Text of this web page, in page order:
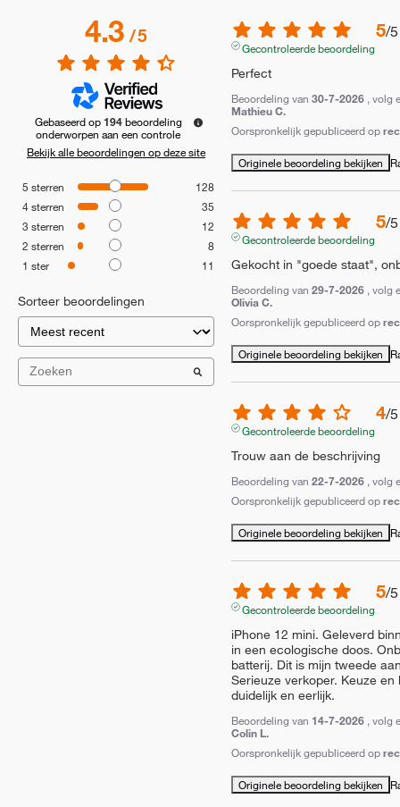
4.3/5
Gebaseerd op 194 beoordeling
onderworpen aan een controle
Bekijk alle beoordelingen op deze site
5 sterren
128
4sterren
35
3 sterren
12
2 sterren
8
1 ster 11
Sorteer beoordelingen
5/5
Gecontroleerde beoordeling
Perfect
Beoordeling van 30-7-2026 , volg
Mathieu C.
Oorspronkelijk gepubliceerd op
Originele beoordeling bekijken
5/5
Gecontroleerde beoordeling
Gekocht in "goede staat",
Beoordeling van 29-7-2026 , volg
Olivia C.
Oorspronkelijk gepubliceerd op
Originele beoordeling bekijken
4/5
Gecontroleerde beoordeling
Trouw aan de beschrijving
Beoordeling van 22-7-2026 , volg
Oorspronkelijk gepubliceerd op
Originele beoordeling bekijken
5/5
Gecontroleerde beoordeling
iPhone 12 mini. Geleverd
in een ecologische doos.
batterij. Dit is mijn tweede
Serieuze verkoper. Keuze
duidelijk en eerlijk.
Beoordeling van 14-7-2026 , volg
Colin L.
Oorspronkelijk gepubliceerd op
Originele beoordeling bekijken